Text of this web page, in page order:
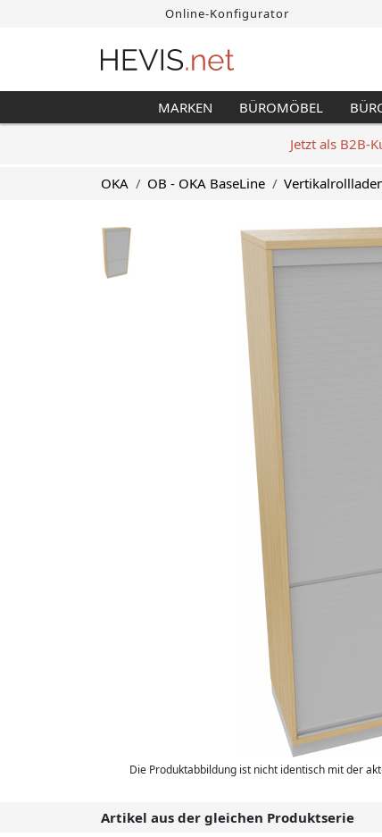
Online-Konfigurator
MARKEN BÜROMÖBEL
Jetzt als B2B-
OKA OB - OKA BaseLine
Die Produktabbildung ist nicht identisch mit der
Artikel aus der gleichen Produktserie